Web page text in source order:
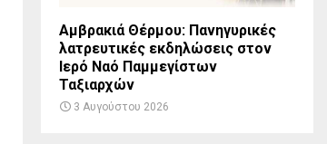
Αμβρακιά Θέρμου: Πανηγυρικές
λατρευτικές εκδηλώσεις στον
Ιερό Ναό Παμμεγίστων
Ταξιαρχών
3 Αυγούστου 2026